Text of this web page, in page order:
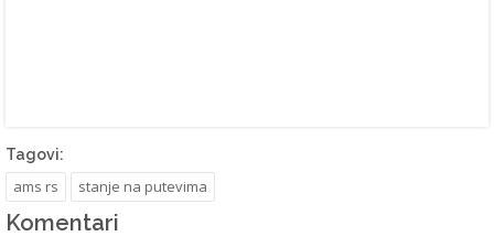
Tagovi:
ams rs stanje na putevima
Komentari